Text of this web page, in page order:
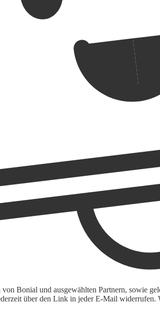
Bonial und ausgewählten Partnern, sowie
über den Link in jeder E-Mail